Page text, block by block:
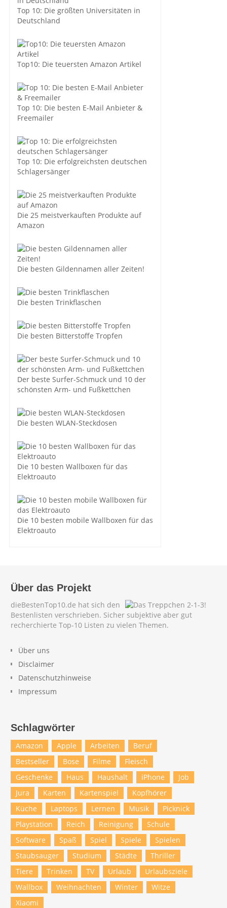
Top 10: Die größten Universitäten in
Deutschland
Top10: Die teuersten Amazon Artikel
Top 10: Die besten E-Mail Anbieter &
Freemailer
Top 10: Die erfolgreichsten deutschen
Schlagersänger
Die 25 meistverkauften Produkte auf
Amazon
Die besten Gildennamen aller Zeiten!
Die besten Trinkflaschen
Die besten Bitterstoffe Tropfen
Der beste Surfer-Schmuck und 10 der
schönsten Arm- und Fußkettchen
Die besten WLAN-Steckdosen
Die 10 besten Wallboxen für das
Elektroauto
Die 10 besten mobile Wallboxen für das
Elektroauto
Über das Projekt
dieBestenTop10.de hat sich den
Bestenlisten verschrieben. Sicher subjektive aber gut
recherchierte Top-10 Listen zu vielen Themen.
Über uns
Disclaimer
Datenschutzhinweise
Impressum
Schlagwörter
Amazon Apple Arbeiten
Beruf
Bestseller
Bose Filme
Fleisch
Geschenke
Haus Haushalt iPhone
Job
Jura
Karten Kartenspiel
Kopfhörer
Küche
Laptops Lernen Musik
Picknick
Playstation
Reich Reinigung
Schule
Software
Spaß Spiel Spiele
Spielen
Staubsauger
Studium Städte
Thriller
Tiere
Trinken TV Urlaub
Urlaubsziele
Wallbox
Weihnachten Winter
Witze
Xiaomi